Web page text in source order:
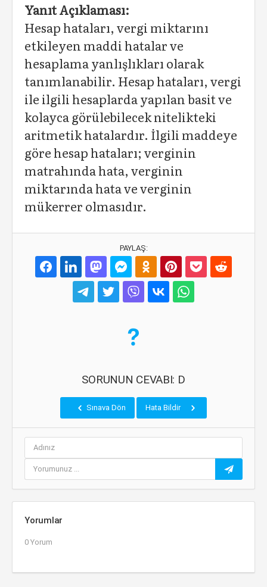
Yanıt Açıklaması:
Hesap hataları, vergi miktarını
etkileyen maddi hatalar ve
hesaplama yanlışlıkları olarak
tanımlanabilir. Hesap hataları, vergi
ile ilgili hesaplarda yapılan basit ve
kolayca görülebilecek nitelikteki
aritmetik hatalardır. İlgili maddeye
göre hesap hataları; verginin
matrahında hata, verginin
miktarında hata ve verginin
mükerrer olmasıdır.
PAYLAŞ:
SORUNUN CEVABI: D
Sınava Dön Hata Bildir
Yorumlar
0 Yorum